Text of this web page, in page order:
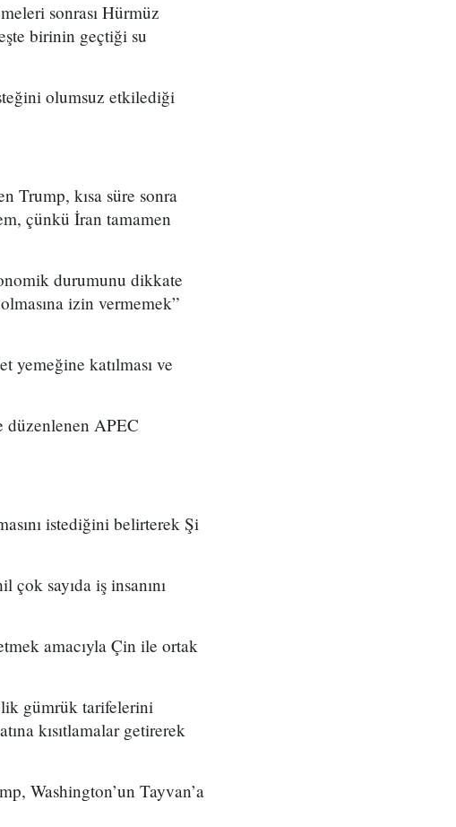
sonrası Hürmüz
birinin geçtiği su
olumsuz etkilediği
Trump, kısa süre sonra
çünkü İran tamamen
durumunu dikkate
izin vermemek”
yemeğine katılması ve
düzenlenen APEC
istediğini belirterek Şi
sayıda iş insanını
amacıyla Çin ile ortak
gümrük tarifelerini
kısıtlamalar getirerek
Washington’un Tayvan’a